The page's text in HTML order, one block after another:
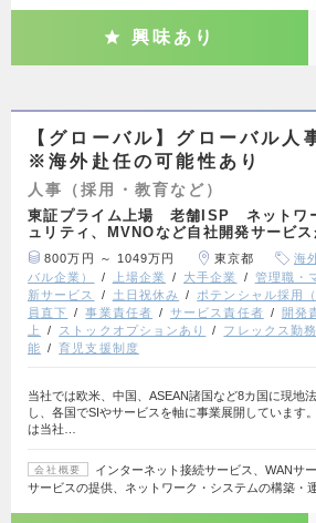
興味あり
【グローバル】グローバル
※海外赴任の可能性あり
人事（採用・教育など）
東証プライム上場 老舗ISP ネットワ
ュリティ、MVNOなど自社開発サービス
800万円 ～ 1049万円 東京都
海
バル企業）
上場企業 大手企業 管理職・
新サービス
土日祝休み ポテンシャル採用
員直下
事業責任者 サービス責任者 開発
上
ストックオプションあり フレックス勤務
能
育児支援制度
当社では欧米、中国、ASEAN諸国など8カ国に現地
し、各国でSIやサービスを軸に事業展開しています
は当社…
会社概要
インターネット接続サービス、WANサ
サービスの提供、ネットワーク・システムの構築・